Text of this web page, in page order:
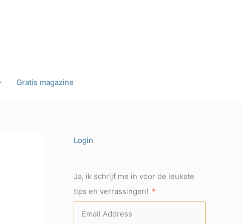
Gratis magazine
Login
Ja, ik schrijf me in voor de leukste
tips en verrassingen!